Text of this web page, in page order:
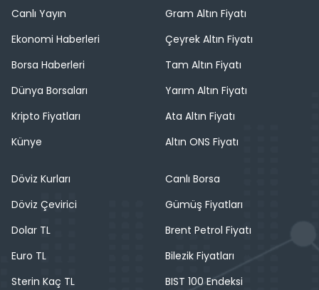
Canlı Yayın
Ekonomi Haberleri
Borsa Haberleri
Dünya Borsaları
Kripto Fiyatları
Künye
Gram Altın Fiyatı
Çeyrek Altın Fiyatı
Tam Altın Fiyatı
Yarım Altın Fiyatı
Ata Altın Fiyatı
Altın ONS Fiyatı
Döviz Kurları
Döviz Çevirici
Dolar TL
Euro TL
Sterin Kaç TL
Canlı Borsa
Gümüş Fiyatları
Brent Petrol Fiyatı
Bilezik Fiyatları
BIST 100 Endeksi